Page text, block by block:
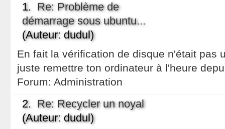
1. Re: Problème de
démarrage sous ubuntu...
(Auteur: dudul)
En fait la vérification de disque n'était pas
juste remettre ton ordinateur à l'heure
Forum: Administration
2. Re: Recycler un noyal
(Auteur: dudul)